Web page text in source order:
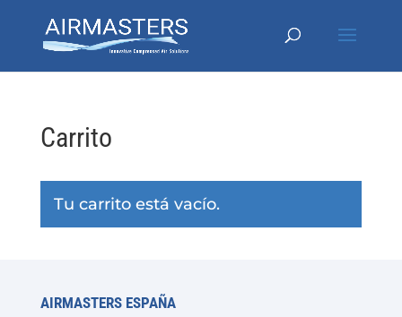
Carrito
Tu carrito está vacío.
AIRMASTERS ESPAÑA